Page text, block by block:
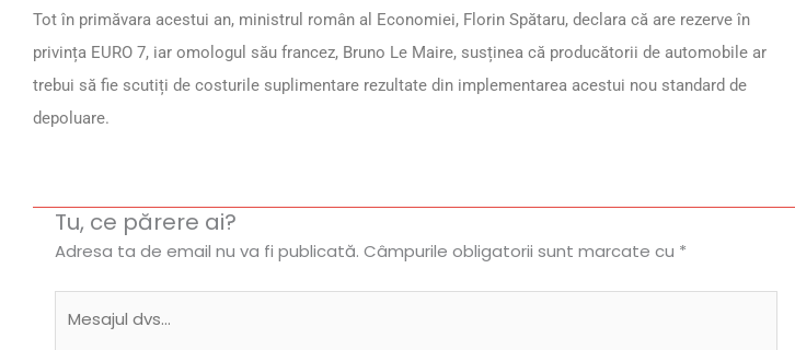
Tot în primăvara acestui an, ministrul român al Economiei, Florin Spătaru, declara că are rezerve în
privința EURO 7, iar omologul său francez, Bruno Le Maire, susținea că producătorii de automobile ar
trebui să fie scutiți de costurile suplimentare rezultate din implementarea acestui nou standard de
depoluare.
Tu, ce părere ai?
Adresa ta de email nu va fi publicată. Câmpurile obligatorii sunt marcate cu *